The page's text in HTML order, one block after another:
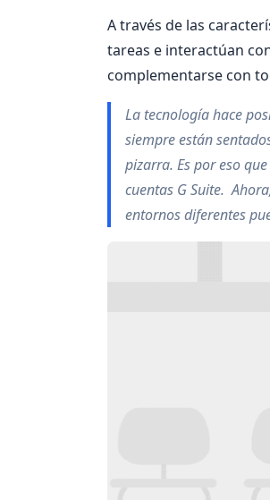
A través de las
tareas e interactúan
complementarse con
La tecnología hace
siempre están
pizarra. Es por eso
cuentas G Suite.
entornos diferentes